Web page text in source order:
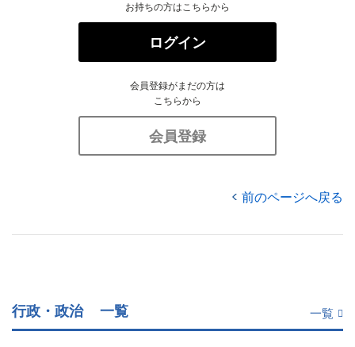
お持ちの方はこちらから
ログイン
会員登録がまだの方は
こちらから
会員登録
前のページへ戻る
行政・政治 一覧 一覧